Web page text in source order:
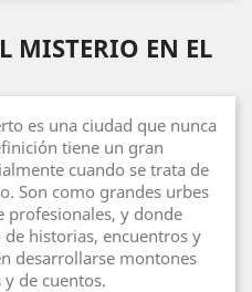
MISTERIO EN EL
es una ciudad que nunca
tiene un gran
cuando se trata de
Son como grandes urbes
profesionales, y donde
historias, encuentros y
desarrollarse montones
de cuentos.